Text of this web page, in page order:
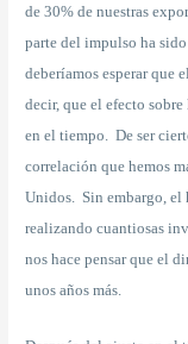
de 30% de nuestras
parte del impulso ha
deberíamos esperar que
decir, que el efecto
en el tiempo. De ser
correlación que hemos
Unidos. Sin embargo, el
realizando cuantiosas
nos hace pensar que el
unos años más.